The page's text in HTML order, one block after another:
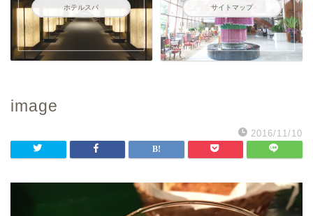
ホテルスパ サイトマップ
image
2016/11/10